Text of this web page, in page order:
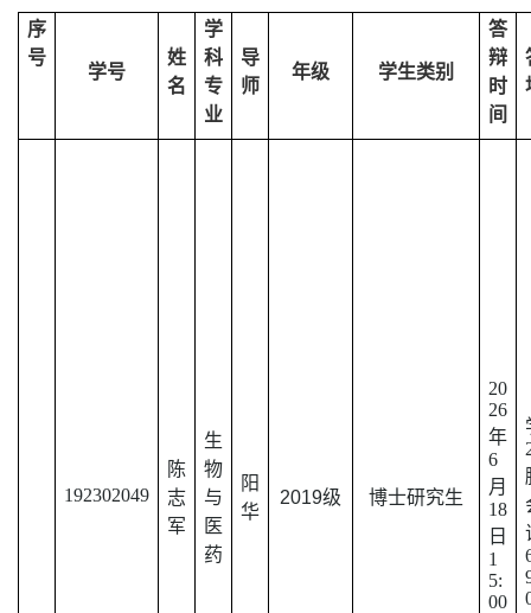
序
号
学号
姓
名
学
科
专
业
导
师
年级 学生类别
答
辩
时
间
192302049
陈
志
军
生
物
与
医
药
阳
华
2019级 博士研究生
20
26
年
6
月
18
日
1
5:
00